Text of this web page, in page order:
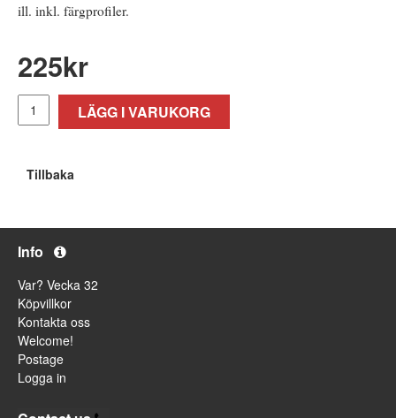
ill. inkl. färgprofiler.
225kr
LÄGG I VARUKORG
Tillbaka
Info
Var? Vecka 32
Köpvillkor
Kontakta oss
Welcome!
Postage
Logga in